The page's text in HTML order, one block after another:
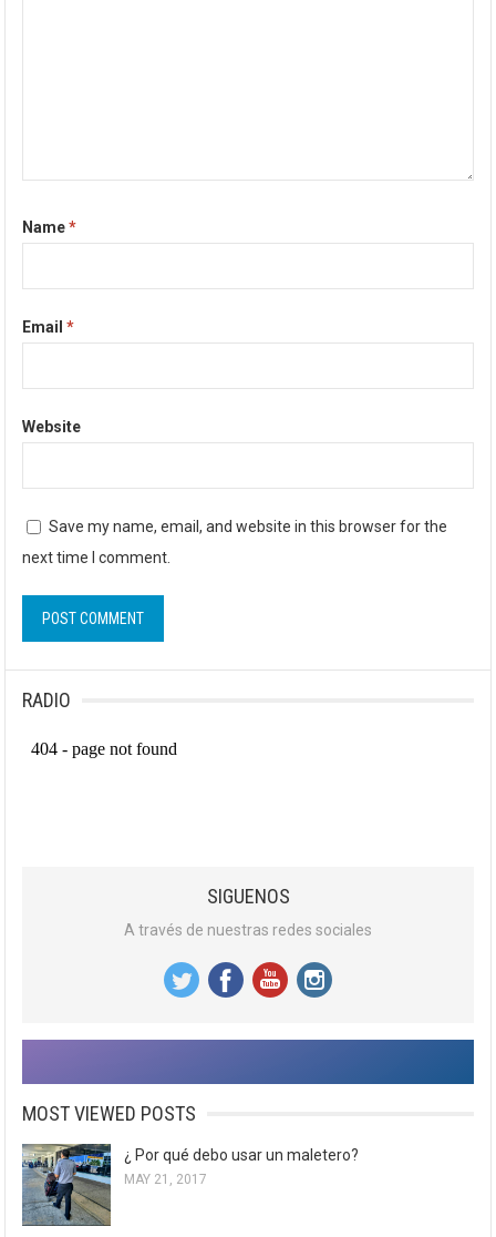
Name*
Email*
Website
Save my name, email, and website in this browser for the
next time I comment.
RADIO
SIGUENOS
A través de nuestras redes sociales
MOST VIEWED POSTS
¿ Por qué debo usar un maletero?
MAY 21, 2017